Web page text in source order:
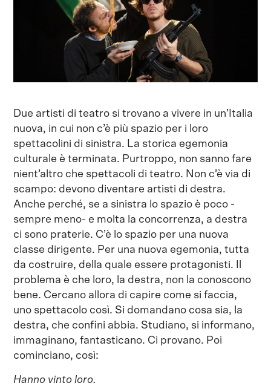
Due artisti di teatro si trovano a vivere in un’Italia
nuova, in cui non c’è più spazio per i loro
spettacolini di sinistra. La storica egemonia
culturale è terminata. Purtroppo, non sanno fare
nient’altro che spettacoli di teatro. Non c’è via di
scampo: devono diventare artisti di destra.
Anche perché, se a sinistra lo spazio è poco -
sempre meno- e molta la concorrenza, a destra
ci sono praterie. C’è lo spazio per una nuova
classe dirigente. Per una nuova egemonia, tutta
da costruire, della quale essere protagonisti. Il
problema è che loro, la destra, non la conoscono
bene. Cercano allora di capire come si faccia,
uno spettacolo così. Si domandano cosa sia, la
destra, che confini abbia. Studiano, si informano,
immaginano, fantasticano. Ci provano. Poi
cominciano, così:
Hanno vinto loro.